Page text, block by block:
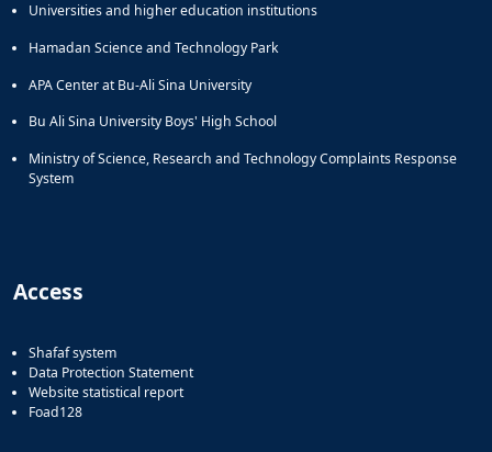
Universities and higher education institutions
Hamadan Science and Technology Park
APA Center at Bu-Ali Sina University
Bu Ali Sina University Boys' High School
Ministry of Science, Research and Technology Complaints Response
System
Access
Shafaf system
Data Protection Statement
Website statistical report
Foad128